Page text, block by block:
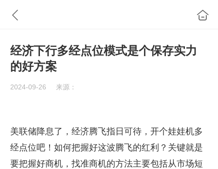
经济下行多经点位模式是个保存实力
的好方案
2024-09-26 来源：
美联储降息了，经济腾飞指日可待，开个娃娃机多
经点位吧！如何把握好这波腾飞的红利？关键就是
要把握好商机，找准商机的方法主要包括从市场短